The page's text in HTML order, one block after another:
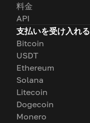
料金
API
支払いを受け入れる
Bitcoin
USDT
Ethereum
Solana
Litecoin
Dogecoin
Monero